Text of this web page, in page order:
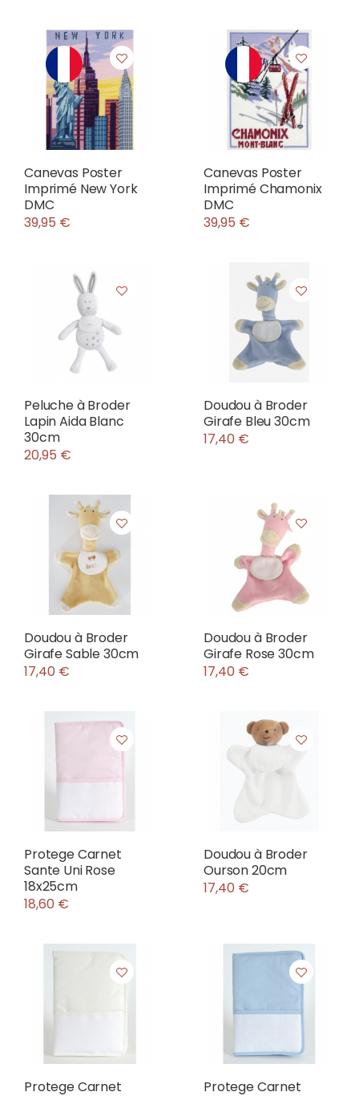
Canevas Poster
Imprimé New York
DMC
39,95 €
Canevas Poster
Imprimé Chamonix
DMC
39,95 €
Peluche à Broder
Lapin Aida Blanc
30cm
20,95 €
Doudou à Broder
Girafe Bleu 30cm
17,40 €
Doudou à Broder
Girafe Sable 30cm
17,40 €
Doudou à Broder
Girafe Rose 30cm
17,40 €
Protege Carnet
Sante Uni Rose
18x25cm
18,60 €
Doudou à Broder
Ourson 20cm
17,40 €
Protege Carnet
Protege Carnet